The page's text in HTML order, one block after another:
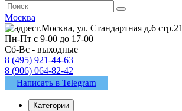
Москва
г.Москва, ул. Стандартная д.6 стр.21
Пн-Пт с 9-00 до 17-00
Сб-Вс - выходные
8 (495) 921-44-63
8 (906) 064-82-42
Написать в Telegram
Категории